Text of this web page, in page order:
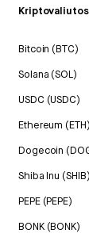
Kriptovaliutos
Bitcoin (BTC)
Solana (SOL)
USDC (USDC)
Ethereum (ETH)
Dogecoin
Shiba Inu (SHIB)
PEPE (PEPE)
BONK (BONK)